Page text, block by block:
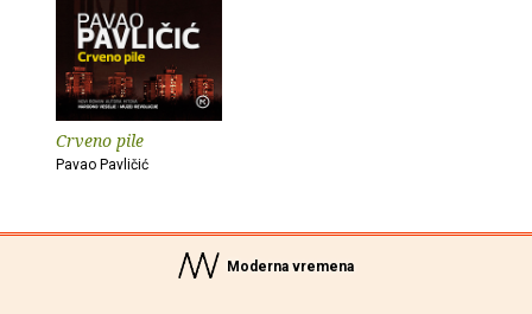
Crveno pile
Pavao Pavličić
Moderna vremena